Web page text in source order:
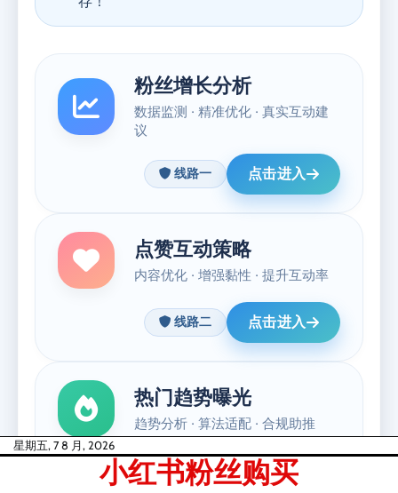
Skip星期五, 7 8 月, 2026
小红书粉丝购买